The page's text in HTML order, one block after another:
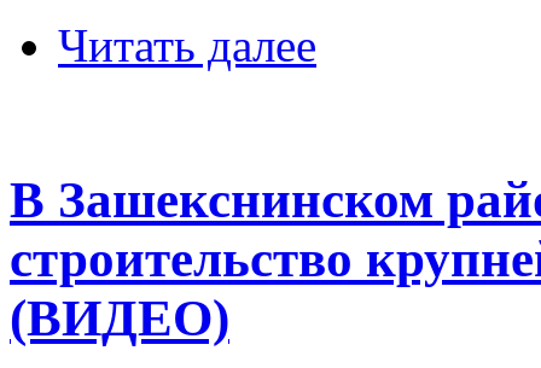
Читать далее
В Зашекснинском
строительство
(ВИДЕО)